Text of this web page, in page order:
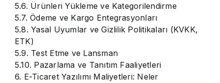
5.6. Ürünleri Yükleme ve Kategorilendirme
5.7. Ödeme ve Kargo Entegrasyonları
5.8. Yasal Uyumlar ve Gizlilik Politikaları (KVKK,
ETK)
5.9. Test Etme ve Lansman
5.10. Pazarlama ve Tanıtım Faaliyetleri
6. E-Ticaret Yazılımı Maliyetleri: Neler